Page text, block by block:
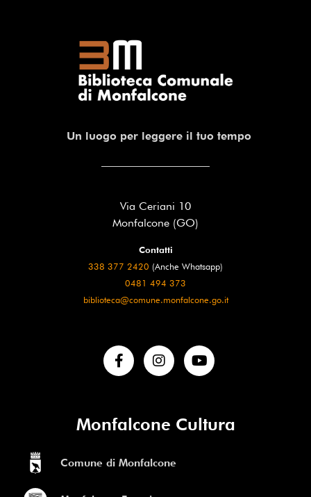
Un luogo per leggere il tuo tempo
Via Ceriani 10
Monfalcone (GO)
Contatti
338 377 2420 (Anche Whatsapp)
0481 494 373
biblioteca@comune.monfalcone.go.it
Monfalcone Cultura
Comune di Monfalcone